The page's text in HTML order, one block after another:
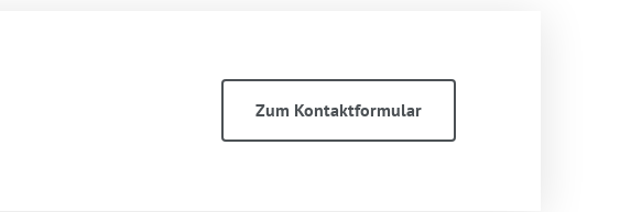
Zum Kontaktformular